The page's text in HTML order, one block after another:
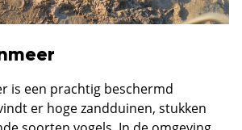
is een prachtig beschermd
er hoge zandduinen, stukken